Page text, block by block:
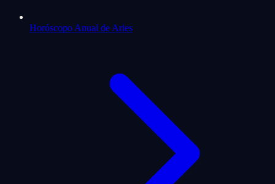
Horóscopo Anual de Aries